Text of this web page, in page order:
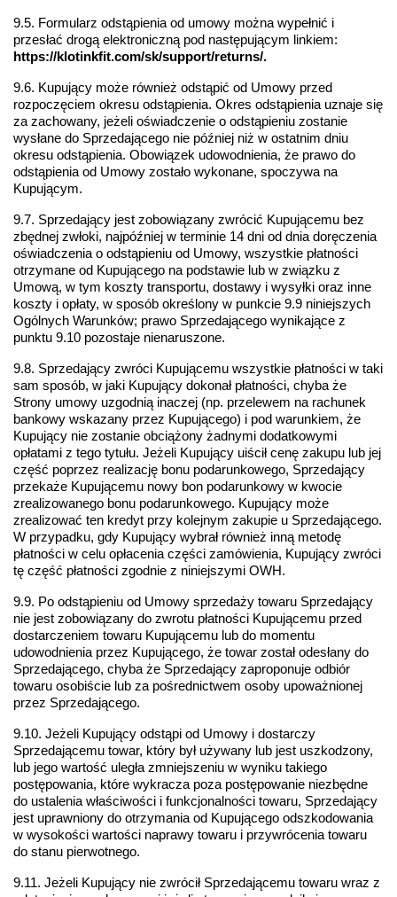
9.5. Formularz odstąpienia od umowy można wypełnić i
https://klotinkfit.com/sk/support/returns/.
9.6. Kupujący może również odstąpić od Umowy przed
rozpoczęciem okresu odstąpienia. Okres odstąpienia uznaje się
za zachowany, jeżeli oświadczenie o odstąpieniu zostanie
wysłane do Sprzedającego nie później niż w ostatnim dniu
okresu odstąpienia. Obowiązek udowodnienia, że prawo do
odstąpienia od Umowy zostało wykonane, spoczywa na
Kupującym.
9.7. Sprzedający jest zobowiązany zwrócić Kupującemu bez
zbędnej zwłoki, najpóźniej w terminie 14 dni od dnia doręczenia
oświadczenia o odstąpieniu od Umowy, wszystkie płatności
otrzymane od Kupującego na podstawie lub w związku z
Umową, w tym koszty transportu, dostawy i wysyłki oraz inne
koszty i opłaty, w sposób określony w punkcie 9.9 niniejszych
Ogólnych Warunków; prawo Sprzedającego wynikające z
punktu 9.10 pozostaje nienaruszone.
9.8. Sprzedający zwróci Kupującemu wszystkie płatności w taki
sam sposób, w jaki Kupujący dokonał płatności, chyba że
Strony umowy uzgodnią inaczej (np. przelewem na rachunek
bankowy wskazany przez Kupującego) i pod warunkiem, że
Kupujący nie zostanie obciążony żadnymi dodatkowymi
opłatami z tego tytułu. Jeżeli Kupujący uiścił cenę zakupu lub jej
część poprzez realizację bonu podarunkowego, Sprzedający
przekaże Kupującemu nowy bon podarunkowy w kwocie
zrealizowanego bonu podarunkowego. Kupujący może
zrealizować ten kredyt przy kolejnym zakupie u Sprzedającego.
W przypadku, gdy Kupujący wybrał również inną metodę
płatności w celu opłacenia części zamówienia, Kupujący zwróci
tę część płatności zgodnie z niniejszymi OWH.
9.9. Po odstąpieniu od Umowy sprzedaży towaru Sprzedający
nie jest zobowiązany do zwrotu płatności Kupującemu przed
dostarczeniem towaru Kupującemu lub do momentu
udowodnienia przez Kupującego, że towar został odesłany do
Sprzedającego, chyba że Sprzedający zaproponuje odbiór
towaru osobiście lub za pośrednictwem osoby upoważnionej
przez Sprzedającego.
9.10. Jeżeli Kupujący odstąpi od Umowy i dostarczy
Sprzedającemu towar, który był używany lub jest uszkodzony,
lub jego wartość uległa zmniejszeniu w wyniku takiego
postępowania, które wykracza poza postępowanie niezbędne
do ustalenia właściwości i funkcjonalności towaru, Sprzedający
jest uprawniony do otrzymania od Kupującego odszkodowania
w wysokości wartości naprawy towaru i przywrócenia towaru
do stanu pierwotnego.
9.11. Jeżeli Kupujący nie zwrócił Sprzedającemu towaru wraz z